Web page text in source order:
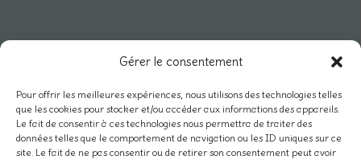
Gérer le consentement
Pour offrir les meilleures expériences, nous utilisons des technologies telles
que les cookies pour stocker et/ou accéder aux informations des appareils.
Le fait de consentir à ces technologies nous permettra de traiter des
données telles que le comportement de navigation ou les ID uniques sur ce
site. Le fait de ne pas consentir ou de retirer son consentement peut avoir
Rejoindre Mycélium
Actualités du réseau